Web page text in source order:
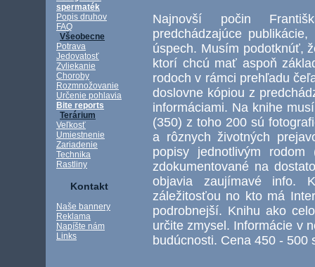
spermaték
Popis druhov
FAQ
Všeobecne
Potrava
Jedovatosť
Zvliekanie
Choroby
Rozmnožovanie
Určenie pohlavia
Bite reports
Terárium
Veľkosť
Umiestnenie
Zariadenie
Technika
Rastliny
Kontakt
Naše bannery
Reklama
Napíšte nám
Links
Najnovší počin
predchádzajúce
úspech. Musím podotknúť,
ktorí chcú mať aspoň
rodoch v rámci prehľadu
doslovne kópiou z
informáciami. Na knihe
(350) z toho 200 sú
a rôznych životných
popisy jednotlivým
zdokumentované na
objavia zaujímavé info.
záležitosťou no kto má
podrobnejší. Knihu ako
určite zmysel. Informácie v
budúcnosti. Cena 450 - 500